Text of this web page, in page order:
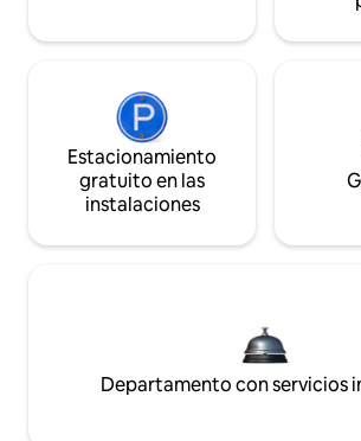
Estacionamiento
gratuito en las
instalaciones
Departamento con servicios